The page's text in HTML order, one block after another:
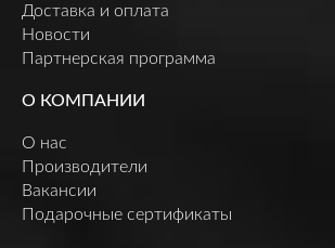
Доставка и оплата
Новости
Партнерская программа
О КОМПАНИИ
О нас
Производители
Вакансии
Подарочные сертификаты